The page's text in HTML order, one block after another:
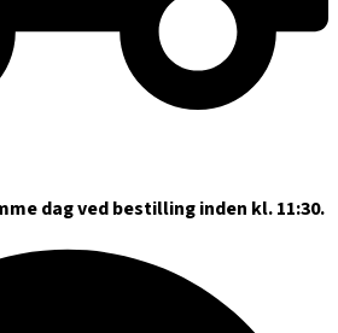
dag ved bestilling inden kl. 11:30.